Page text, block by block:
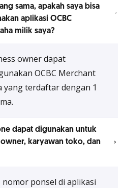
sama, apakah saya bisa
aplikasi OCBC
milik saya?
owner dapat
OCBC Merchant
terdaftar dengan 1
dapat digunakan untuk
karyawan toko, dan
ponsel di aplikasi